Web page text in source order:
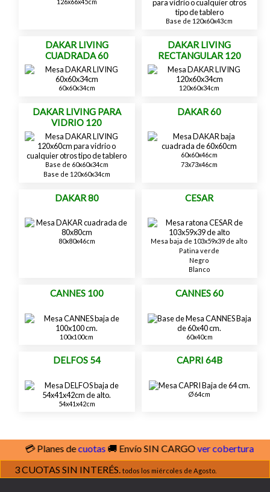
Base de 120x60x43cm
DAKAR LIVING
CUADRADA 60
60x60x34cm
DAKAR LIVING
RECTANGULAR 120
120x60x34cm
DAKAR LIVING PARA
VIDRIO 120
Base de 60x60x34cm
Base de 120x60x34cm
DAKAR 60
60x60x46cm
73x73x46cm
DAKAR 80
80x80x46cm
CESAR
Mesa baja de 103x59x39 de alto
Patina verde
Negro
Blanco
CANNES 100
100x100cm
CANNES 60
60x40cm
DELFOS 54
54x41x42cm
CAPRI 64B
Ø64cm
Planes decuotas🚚 Envío SIN CARGOver cobertura
3 CUOTAS SIN INTERÉS. todos los miércoles de Agosto.